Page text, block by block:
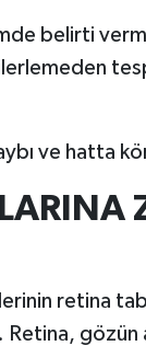
belirti
ve hatta
retina
Retina,